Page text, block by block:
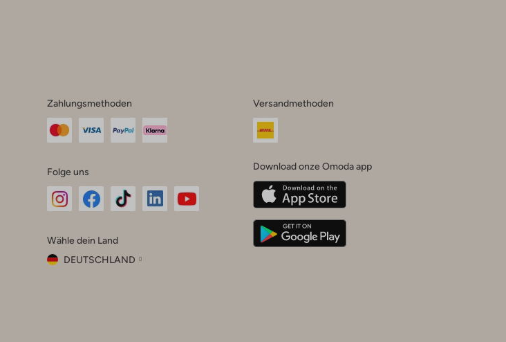
Zahlungsmethoden
Folge uns
Instagram
Facebook
TikTok
Wähle dein Land
DEUTSCHLAND
Versandmethoden
Download onze Omoda app